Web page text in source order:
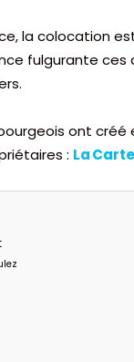
la colocation
fulgurante ces
ont créé
: La